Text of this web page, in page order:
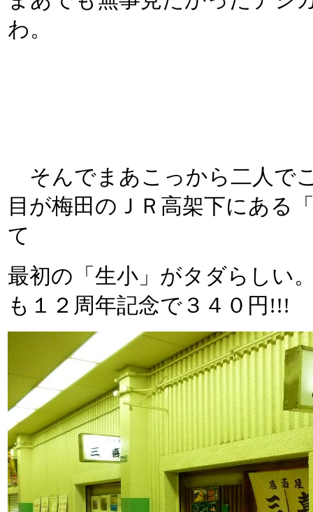
わ。
そんでまあこっから二人で
目が梅田のＪＲ高架下にあ
て
最初の「生小」がタダらしい
も１２周年記念で３４０円!!!